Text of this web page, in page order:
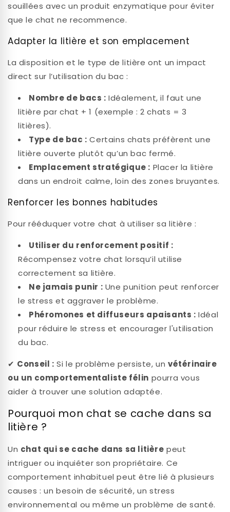
souillées avec un produit enzymatique pour éviter
que le chat ne recommence.
Adapter la litière et son emplacement
La disposition et le type de litière ont un impact
direct sur l’utilisation du bac :
Nombre de bacs : Idéalement, il faut une
litière par chat + 1 (exemple : 2 chats = 3
litières).
Type de bac : Certains chats préfèrent une
litière ouverte plutôt qu’un bac fermé.
Emplacement stratégique : Placer la litière
dans un endroit calme, loin des zones bruyantes.
Renforcer les bonnes habitudes
Pour rééduquer votre chat à utiliser sa litière :
Utiliser du renforcement positif :
Récompensez votre chat lorsqu’il utilise
correctement sa litière.
Ne jamais punir : Une punition peut renforcer
le stress et aggraver le problème.
Phéromones et diffuseurs apaisants : Idéal
pour réduire le stress et encourager l'utilisation
du bac.
✔ Conseil : Si le problème persiste, unvétérinaire
ou un comportementaliste félin pourra vous
aider à trouver une solution adaptée.
Pourquoi mon chat se cache dans sa
litière ?
Un chat qui se cache dans sa litière peut
intriguer ou inquiéter son propriétaire. Ce
comportement inhabituel peut être lié à plusieurs
causes : un besoin de sécurité, un stress
environnemental ou même un problème de santé.